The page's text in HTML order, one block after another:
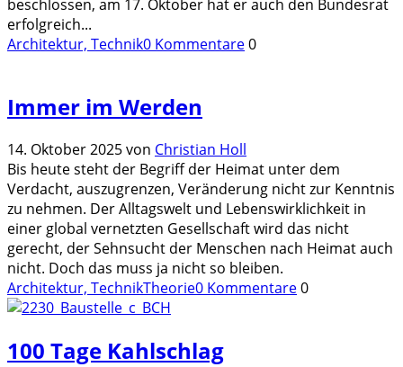
beschlossen, am 17. Oktober hat er auch den Bundesrat
erfolgreich...
Architektur, Technik0 Kommentare0
Immer im Werden
14. Oktober 2025von Christian Holl
Bis heute steht der Begriff der Heimat unter dem
Verdacht, auszugrenzen, Veränderung nicht zur Kenntnis
zu nehmen. Der Alltagswelt und Lebenswirklichkeit in
einer global vernetzten Gesellschaft wird das nicht
gerecht, der Sehnsucht der Menschen nach Heimat auch
nicht. Doch das muss ja nicht so bleiben.
Architektur, TechnikTheorie0 Kommentare0
100 Tage Kahlschlag